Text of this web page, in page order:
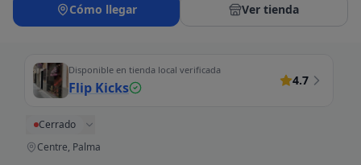
Cómo llegar Ver tienda
Disponible en tienda local verificada
Flip Kicks 4.7
Cerrado
Centre, Palma